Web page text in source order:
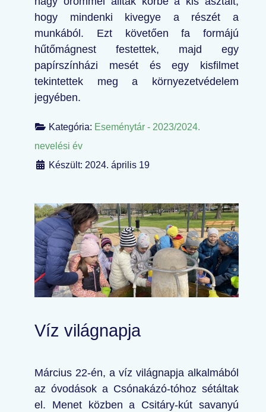
hogy mindenki kivegye a részét a
munkából. Ezt követően fa formájú
hűtőmágnest festettek, majd egy
papírszínházi mesét és egy kisfilmet
tekintettek meg a környezetvédelem
jegyében.
Kategória: Eseménytár - 2023/2024.
nevelési év
Készült: 2024. április 19
Víz világnapja
Március 22-én, a víz világnapja alkalmából
az óvodások a Csónakázó-tóhoz sétáltak
el. Menet közben a Csitáry-kút savanyú